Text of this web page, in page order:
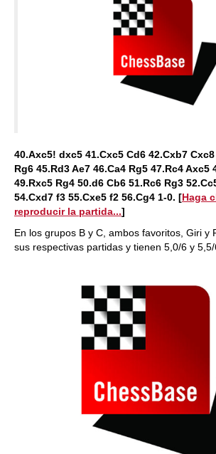
40.Axc5! dxc5 41.Cxc5 Cd6 42.Cxb7
Rg6 45.Rd3 Ae7 46.Ca4 Rg5 47.Rc4 Axc5
49.Rxc5 Rg4 50.d6 Cb6 51.Rc6 Rg3
54.Cxd7 f3 55.Cxe5 f2 56.Cg4 1-0. [Haga
reproducir la partida...]
En los grupos B y C, ambos favoritos, Giri y
sus respectivas partidas y tienen 5,0/6 y 5,5/